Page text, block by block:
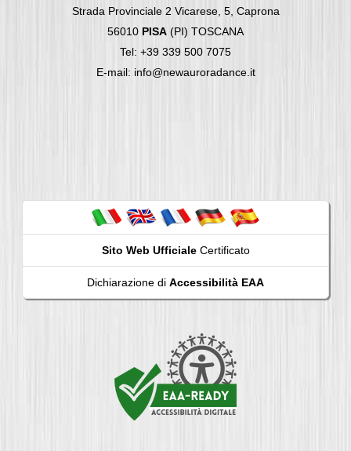
Strada Provinciale 2 Vicarese, 5, Caprona
56010 PISA (PI) TOSCANA
Tel: +39 339 500 7075
E-mail: info@newauroradance.it
Sito Web UfficialeCertificato
Dichiarazione di Accessibilità EAA